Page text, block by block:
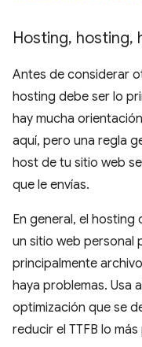
Hosting, hosting,
Antes de considerar
hosting debe ser lo
hay mucha
aquí, pero una regla
host de tu sitio web
que le envías.
En general, el hosting
un sitio web personal
principalmente
haya problemas. Usa
optimización que se
reducir el TTFB lo